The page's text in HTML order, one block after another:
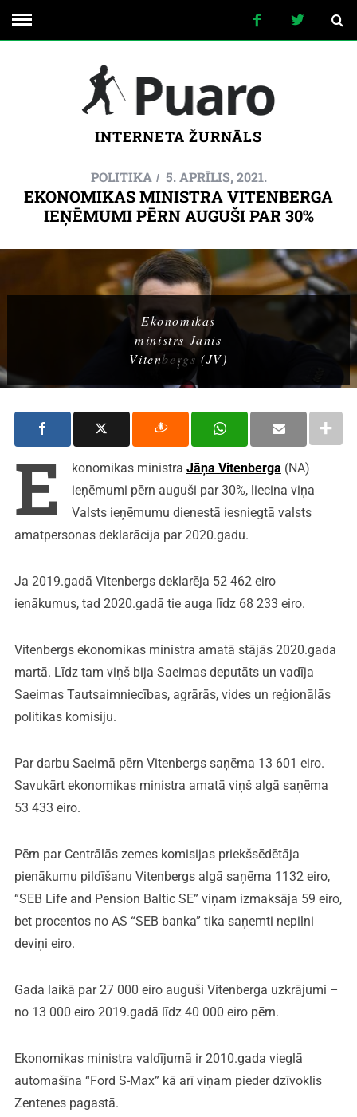
INTERNETA ŽURNĀLS
POLITIKA 5. APRĪLIS, 2021.
EKONOMIKAS MINISTRA VITENBERGA
IEŅĒMUMI PĒRN AUGUŠI PAR 30%
Ekonomikas
ministrs Jānis
Vitenbergs (JV)
E konomikas ministra Jāņa Vitenberga (NA)
ieņēmumi pērn auguši par 30%, liecina viņa
Valsts ieņēmumu dienestā iesniegtā valsts
amatpersonas deklarācija par 2020.gadu.
Ja 2019.gadā Vitenbergs deklarēja 52 462 eiro
ienākumus, tad 2020.gadā tie auga līdz 68 233 eiro.
Vitenbergs ekonomikas ministra amatā stājās 2020.gada
martā. Līdz tam viņš bija Saeimas deputāts un vadīja
Saeimas Tautsaimniecības, agrārās, vides un reģionālās
politikas komisiju.
Par darbu Saeimā pērn Vitenbergs saņēma 13 601 eiro.
Savukārt ekonomikas ministra amatā viņš algā saņēma
53 433 eiro.
Pērn par Centrālās zemes komisijas priekšsēdētāja
pienākumu pildīšanu Vitenbergs algā saņēma 1132 eiro,
“SEB Life and Pension Baltic SE” viņam izmaksāja 59 eiro,
bet procentos no AS “SEB banka” tika saņemti nepilni
deviņi eiro.
Gada laikā par 27 000 eiro auguši Vitenberga uzkrājumi –
no 13 000 eiro 2019.gadā līdz 40 000 eiro pērn.
Ekonomikas ministra valdījumā ir 2010.gada vieglā
automašīna “Ford S-Max” kā arī viņam pieder dzīvoklis
Zentenes pagastā.